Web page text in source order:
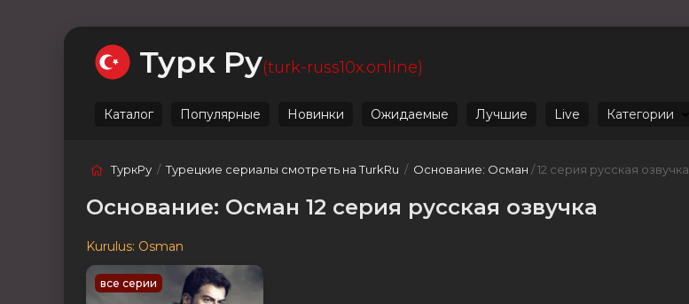
Турк Ру(turk-russ10x.online)
Каталог Популярные Новинки Ожидаемые Лучшие Live Категории
ТуркРу /Турецкие сериалы смотреть на TurkRu / Основание: Осман / 12 серия русская озвучка
Основание: Осман 12 серия русская озвучка
Kurulus: Osman
все серии
Ожидаемые Лучшие